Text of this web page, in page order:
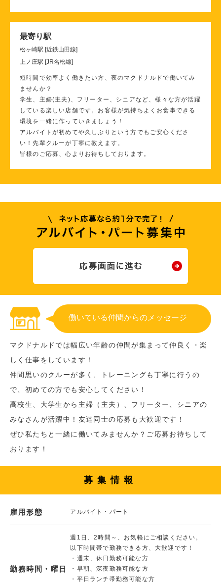
最寄り駅
松ヶ崎駅 [近鉄山田線]
上ノ庄駅 [JR名松線]
短時間で効率よく働きたい方、夜のマクドナルドで働いてみ
ませんか？
学生、主婦(主夫)、フリーター、シニアなど、様々な方が活躍
している楽しい店舗です。お客様が気持ちよくお食事できる
環境を一緒に作っていきましょう！
アルバイトが初めてや久しぶりという方でもご安心くださ
い！先輩クルーが丁寧に教えます。
皆様のご応募、心よりお待ちしております。
働いている仲間からのメッセージ
マクドナルドでは幅広い年齢の仲間が集まって仲良く・楽
しく仕事をしています！
仲間思いのクルーが多く、トレーニングも丁寧に行うの
で、初めての方でも安心してください！
高校生、大学生から主婦（主夫）、フリーター、シニアの
みなさんが活躍中！友達同士の応募も大歓迎です！
ぜひ私たちと一緒に働いてみませんか？ご応募お待ちして
おります！
募集情報
雇用形態 アルバイト・パート
勤務時間・曜日
週1日、2時間～、お気軽にご相談ください。
以下時間帯で勤務できる方、大歓迎です！
・週末、休日勤務可能な方
・早朝、深夜勤務可能な方
・平日ランチ帯勤務可能な方